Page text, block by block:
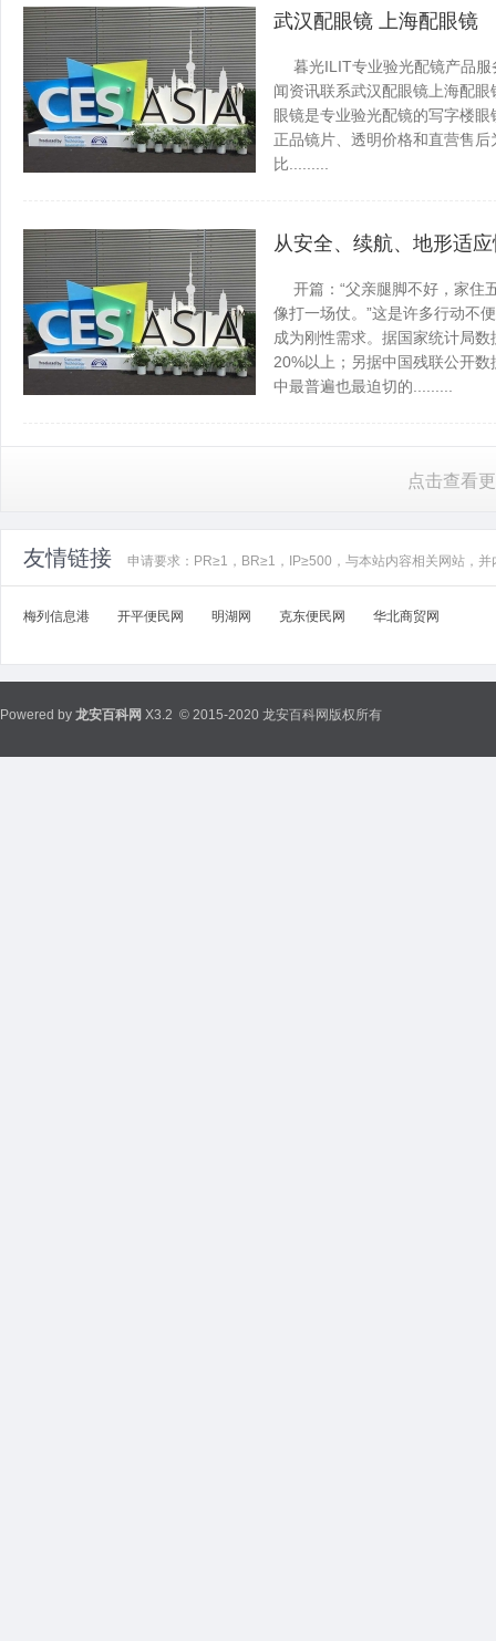
武汉配眼镜 上海配眼镜
暮光ILIT专业验光配镜产品服
闻资讯联系武汉配眼镜上海配
眼镜是专业验光配镜的写字楼
正品镜片、透明价格和直营售
比.........
从安全、续航、地形适
开篇：“父亲腿脚不好，家住
像打一场仗。”这是许多行动不
成为刚性需求。据国家统计局
20%以上；另据中国残联公开
中最普遍也最迫切的.........
点击查看
友情链接 申请要求：PR≥1，BR≥1，IP≥500，与本站内容相关网站，
梅列信息港 开平便民网 明湖网 克东便民网 华北商贸网
Powered by 龙安百科网 X3.2 © 2015-2020 龙安百科网版权所有